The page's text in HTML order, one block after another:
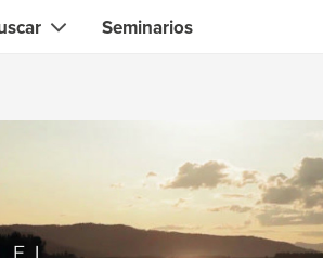
barbacoa
Expertos en
Electrónica
Especialistas
dehabilidades,
Seminarios